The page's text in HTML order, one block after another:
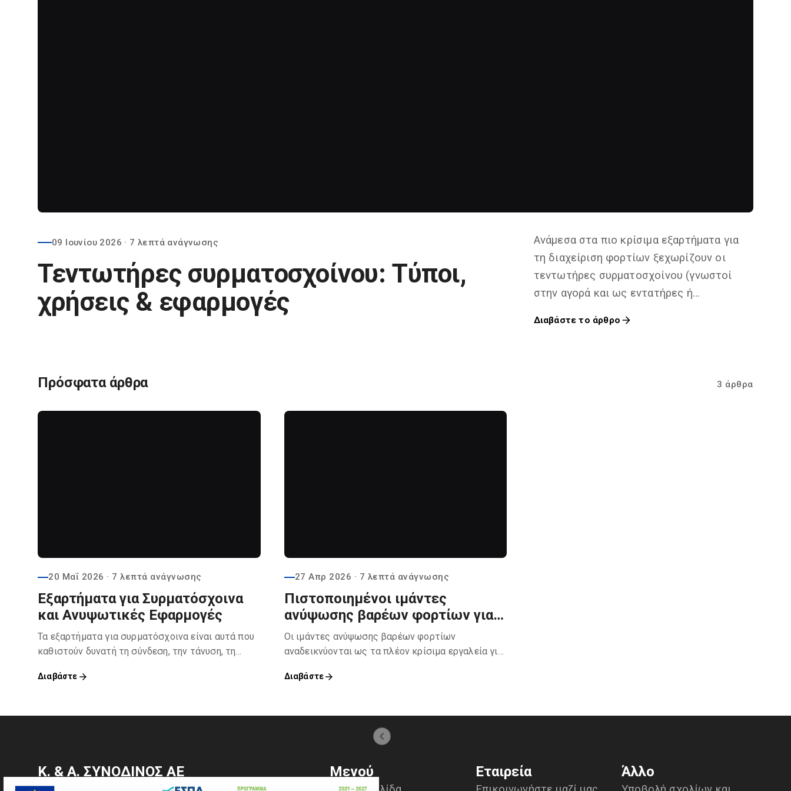
09 Ιουνίου 2026 · 7 λεπτά ανάγνωσης
Τεντωτήρες συρματοσχοίνου: Τύποι,
χρήσεις & εφαρμογές
Ανάμεσα στα πιο κρίσιμα εξαρτήματα για
τη διαχείριση φορτίων ξεχωρίζουν οι
τεντωτήρες συρματοσχοίνου (γνωστοί
στην αγορά και ως εντατήρες ή
Διαβάστε το άρθρο
Πρόσφατα άρθρα 3 άρθρα
20 Μαΐ 2026 · 7 λεπτά ανάγνωσης
Εξαρτήματα για Συρματόσχοινα
και Ανυψωτικές Εφαρμογές
Τα εξαρτήματα για συρματόσχοινα είναι αυτά που
καθιστούν δυνατή τη σύνδεση, την τάνυση, τη
Διαβάστε
27 Απρ 2026 · 7 λεπτά ανάγνωσης
Πιστοποιημένοι ιμάντες
ανύψωσης βαρέων φορτίων για
ασφαλή φόρτωση και
εκφόρτωση πλοίων
Οι ιμάντες ανύψωσης βαρέων φορτίων
αναδεικνύονται ως τα πλέον κρίσιμα εργαλεία για
Διαβάστε
Κ. & Α. ΣΥΝΟΔΙΝΟΣ ΑΕ Μενού Εταιρεία Άλλο